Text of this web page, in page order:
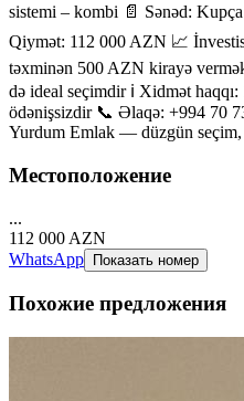
sistemi – kombi 📄 Sənəd:
Qiymət: 112 000 AZN 📈
təxminən 500 AZN kirayə
də ideal seçimdir ℹ️ Xidmət
ödənişsizdir 📞 Əlaqə: +994 70
Yurdum Emlak — düzgün seçim,
Местоположение
...
112 000 AZN
WhatsApp
Показать номер
Похожие предложения